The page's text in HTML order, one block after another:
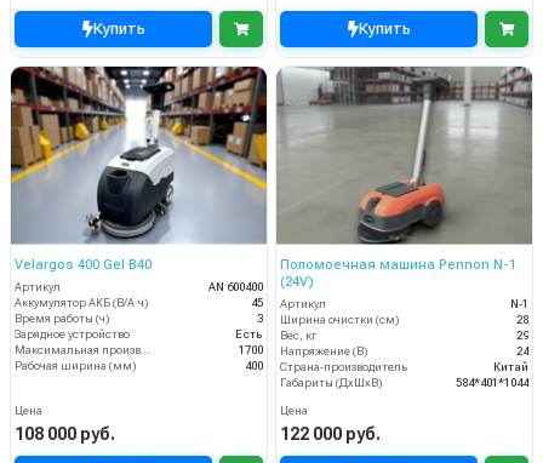
Купить Купить
Velargos 400 Gel B40
Артикул
AN 600400
Аккумулятор АКБ (В/А·ч)
45
Время работы (ч)
3
Зарядное устройство
Есть
Максимальная производительность (кв.м/час)
1700
Рабочая ширина (мм)
400
Цена
108 000 руб.
Поломоечная машина Pennon N-1
(24V)
Артикул
N-1
Ширина очистки (см)
28
Вес, кг
29
Напряжение (В)
24
Страна-производитель
Китай
Габариты (ДхШхВ)
584*401*1044
Цена
122 000 руб.